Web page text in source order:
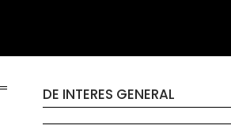
DE INTERES GENERAL